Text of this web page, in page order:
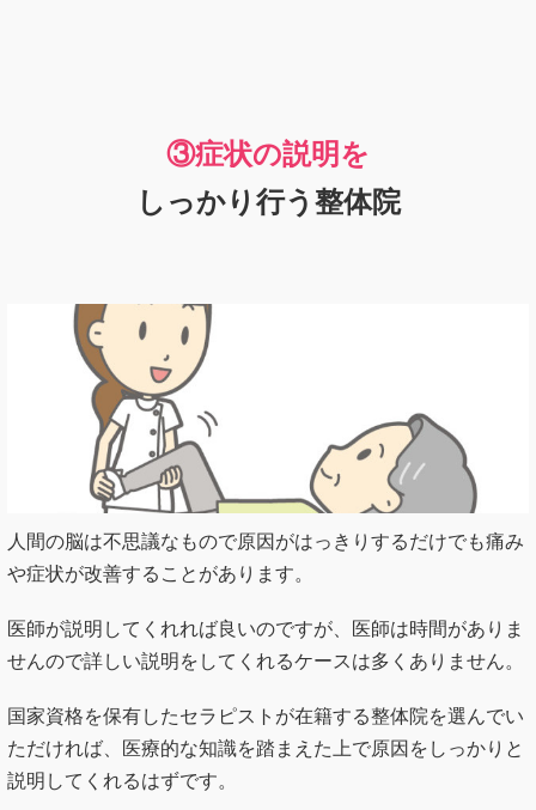
③症状の説明を
しっかり行う整体院
人間の脳は不思議なもので原因がはっきりするだけでも痛み
や症状が改善することがあります。
医師が説明してくれれば良いのですが、医師は時間がありま
せんので詳しい説明をしてくれるケースは多くありません。
国家資格を保有したセラピストが在籍する整体院を選んでい
ただければ、医療的な知識を踏まえた上で原因をしっかりと
説明してくれるはずです。